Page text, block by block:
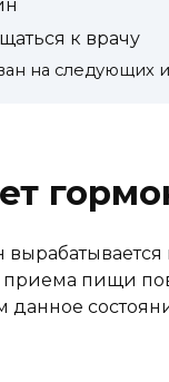
к врачу
на следующих
пищи
данное